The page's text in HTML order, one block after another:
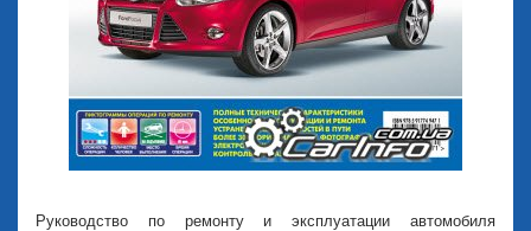
Руководство по ремонту и эксплуатации автомобиля